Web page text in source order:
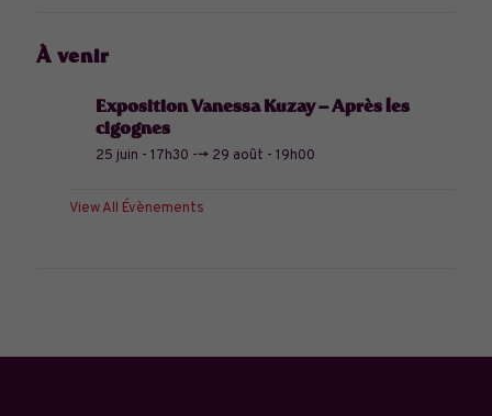
À venir
Exposition Vanessa Kuzay – Après les
cigognes
25 juin - 17h30 --> 29 août - 19h00
View All Évènements